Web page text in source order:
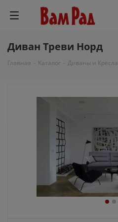
Диван Треви Норд
Главная - Каталог - Диваны и Кресла